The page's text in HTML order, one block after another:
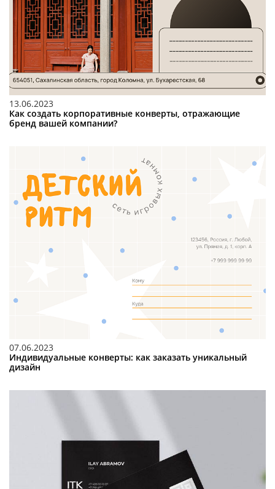
13.06.2023
Как создать корпоративные конверты, отражающие
бренд вашей компании?
07.06.2023
Индивидуальные конверты: как заказать уникальный
дизайн